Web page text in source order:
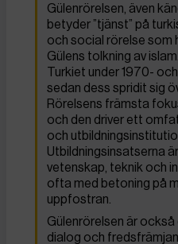
Gülenrörelsen, även
betyder ”tjänst” på
och social rörelse som
Gülens tolkning av
Turkiet under 1970-
sedan dess spridit sig
Rörelsens främsta
och den driver ett
och
Utbildningsinsatserna
vetenskap, teknik och
ofta med betoning på
uppfostran.
Gülenrörelsen är
dialog och